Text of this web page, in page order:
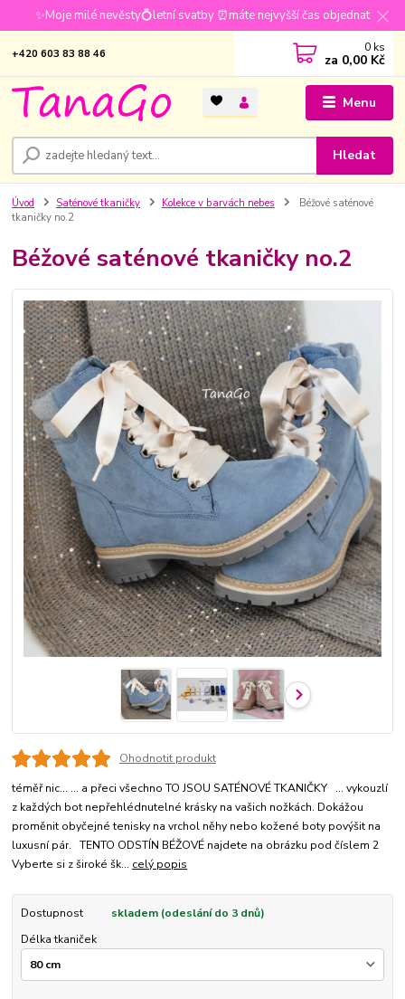
✨Moje milé nevěsty💍letní svatby ⏰máte nejvyšší čas objednat
Menu
Hledat
+420 603 83 88 46 0 ks
za 0,00 Kč
Úvod Saténové tkaničky Kolekce v barvách nebes
Béžové saténové
tkaničky no.2
Béžové saténové tkaničky no.2
Ohodnotit produkt
téměř nic... ... a přeci všechno TO JSOU SATÉNOVÉ TKANIČKY ... vykouzlí
z každých bot nepřehlédnutelné krásky na vašich nožkách. Dokážou
proměnit obyčejné tenisky na vrchol něhy nebo kožené boty povýšit na
luxusní pár. TENTO ODSTÍN BÉŽOVÉ najdete na obrázku pod číslem 2
Vyberte si z široké šk... celý popis
Dostupnost
skladem (odeslání do 3 dnů)
Délka tkaniček